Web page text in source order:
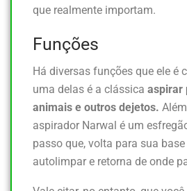
que realmente importam.
Funções
Há diversas funções que ele é
uma delas é a clássica aspirar
animais e outros dejetos.
aspirador Narwal é um
passo que, volta para sua
autolimpar e retorna de onde